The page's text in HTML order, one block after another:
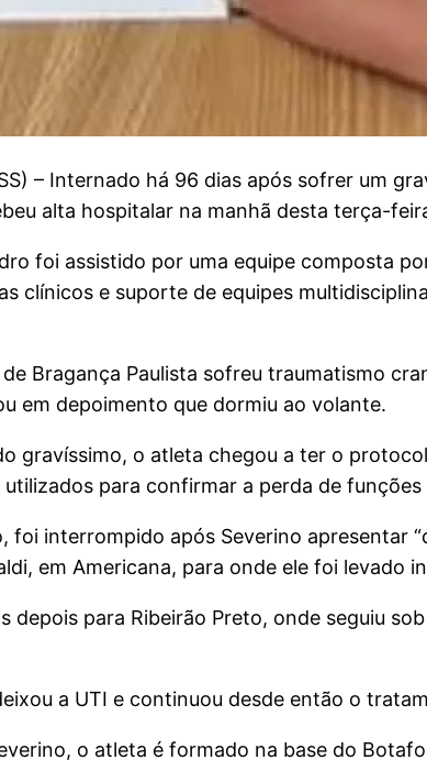
– Internado há 96 dias após sofrer um
alta hospitalar na manhã desta terça-
foi assistido por uma equipe composta
clínicos e suporte de equipes
Bragança Paulista sofreu traumatismo
em depoimento que dormiu ao volante.
gravíssimo, o atleta chegou a ter o
para confirmar a perda de
interrompido após Severino apresentar
em Americana, para onde ele foi levado
depois para Ribeirão Preto, onde seguiu
a UTI e continuou desde então o
o atleta é formado na base do